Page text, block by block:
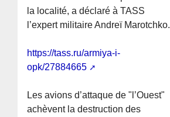
la localité, a déclaré à TASS
l’expert militaire Andreï Marotchko.
https://tass.ru/armiya-i-
opk/27884665
Les avions d’attaque de "l’Ouest"
achèvent la destruction des